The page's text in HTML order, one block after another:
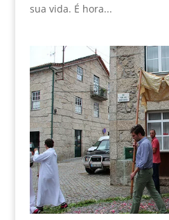
sua vida. É hora...